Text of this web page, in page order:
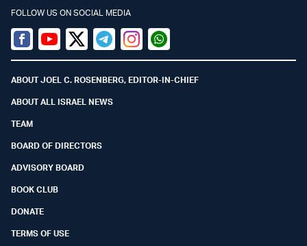
FOLLOW US ON SOCIAL MEDIA
Facebook
YoutubeTwitter (X)
TelegramInstagramWhatsapp
ABOUT JOEL C. ROSENBERG, EDITOR-IN-CHIEF
ABOUT ALL ISRAEL NEWS
TEAM
BOARD OF DIRECTORS
ADVISORY BOARD
BOOK CLUB
DONATE
TERMS OF USE